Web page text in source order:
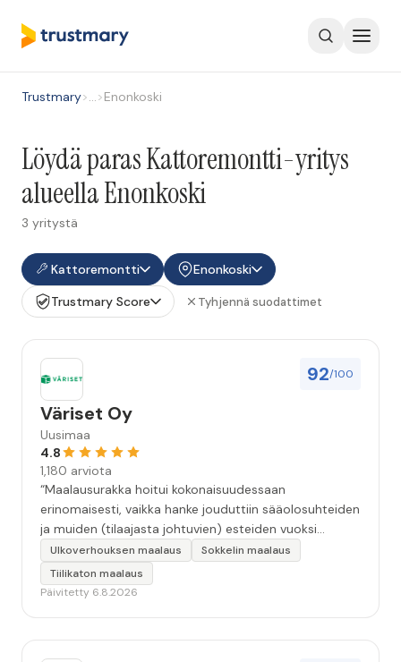
Trustmary>…>Enonkoski
Löydä paras Kattoremontti-yritys
alueella Enonkoski
3 yritystä
Kattoremontti
Enonkoski
Trustmary Score
Tyhjennä suodattimet
92/100
Väriset Oy
Uusimaa
4.8
1,180 arviota
“Maalausurakka hoitui kokonaisuudessaan
erinomaisesti, vaikka hanke jouduttiin sääolosuhteiden
ja muiden (tilaajasta johtuvien) esteiden vuoksi
keskeyttämään n. 3 viikoksi. Maalaistulos on oikein
hyvä, yhteydenpito erinomaista, jälkityöt tehtiin
huolellisesti. Suosittelen. Erityiskiitos itse maalareille:
Ulkoverhouksen maalaus
Sokkelin maalaus
Tiilikaton maalaus
Päivitetty 6.8.2026